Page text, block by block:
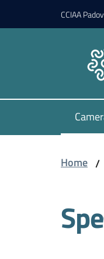
Vai al contenuto
Vai alla navigazione
CCIAA
Menu
Home /